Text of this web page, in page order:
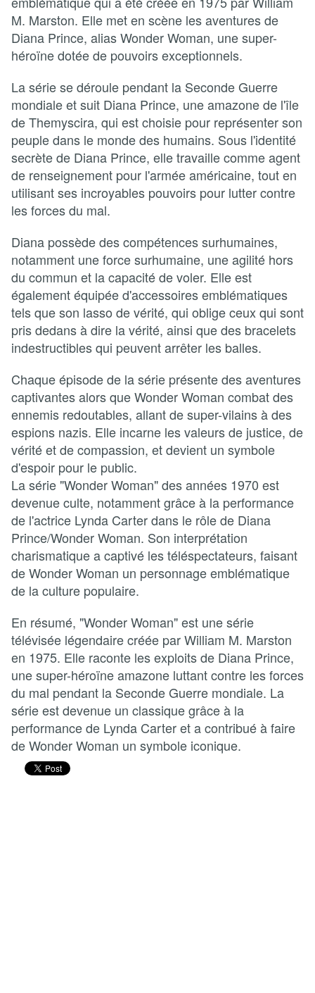
M. Marston. Elle met en scène les aventures de
Diana Prince, alias Wonder Woman, une super-
héroïne dotée de pouvoirs exceptionnels.
La série se déroule pendant la Seconde Guerre
mondiale et suit Diana Prince, une amazone de l'île
de Themyscira, qui est choisie pour représenter son
peuple dans le monde des humains. Sous l'identité
secrète de Diana Prince, elle travaille comme agent
de renseignement pour l'armée américaine, tout en
utilisant ses incroyables pouvoirs pour lutter contre
les forces du mal.
Diana possède des compétences surhumaines,
notamment une force surhumaine, une agilité hors
du commun et la capacité de voler. Elle est
également équipée d'accessoires emblématiques
tels que son lasso de vérité, qui oblige ceux qui sont
pris dedans à dire la vérité, ainsi que des bracelets
indestructibles qui peuvent arrêter les balles.
Chaque épisode de la série présente des aventures
captivantes alors que Wonder Woman combat des
ennemis redoutables, allant de super-vilains à des
espions nazis. Elle incarne les valeurs de justice, de
vérité et de compassion, et devient un symbole
d'espoir pour le public.
La série "Wonder Woman" des années 1970 est
devenue culte, notamment grâce à la performance
de l'actrice Lynda Carter dans le rôle de Diana
Prince/Wonder Woman. Son interprétation
charismatique a captivé les téléspectateurs, faisant
de Wonder Woman un personnage emblématique
de la culture populaire.
En résumé, "Wonder Woman" est une série
télévisée légendaire créée par William M. Marston
en 1975. Elle raconte les exploits de Diana Prince,
une super-héroïne amazone luttant contre les forces
du mal pendant la Seconde Guerre mondiale. La
série est devenue un classique grâce à la
performance de Lynda Carter et a contribué à faire
de Wonder Woman un symbole iconique.